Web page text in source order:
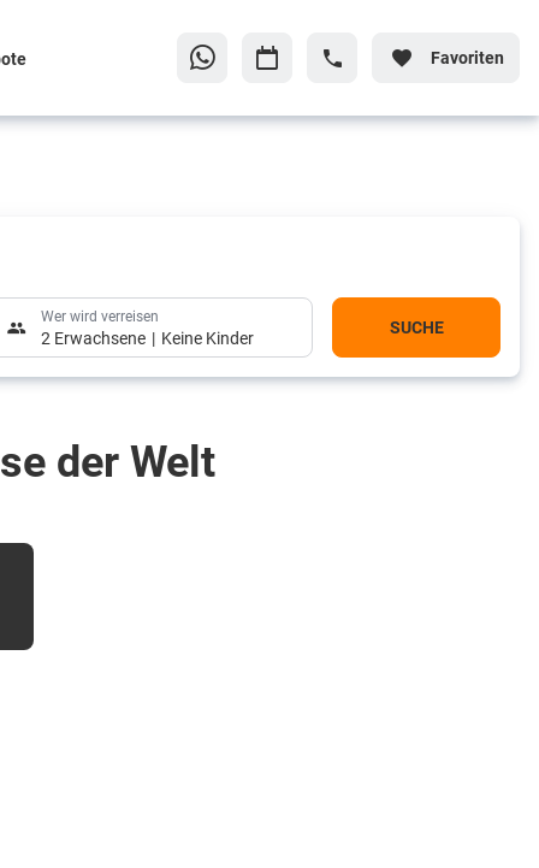
Favoriten
Wer wird verreisen
2 Erwachsene Keine Kinder SUCHE
der Welt